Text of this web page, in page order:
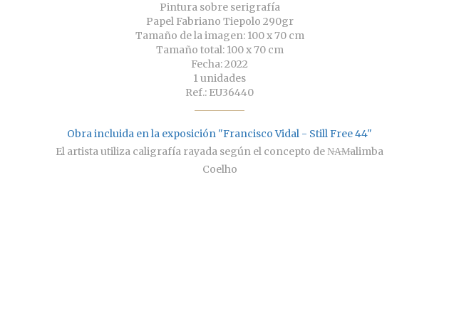
Pintura sobre serigrafía
Papel Fabriano Tiepolo 290gr
Tamaño de la imagen: 100 x 70 cm
Tamaño total: 100 x 70 cm
Fecha: 2022
1 unidades
Ref.: EU36440
Obra incluida en la exposición "Francisco Vidal - Still Free 44"
El artista utiliza caligrafía rayada según el concepto de N̶A̶M̶alimba
Coelho